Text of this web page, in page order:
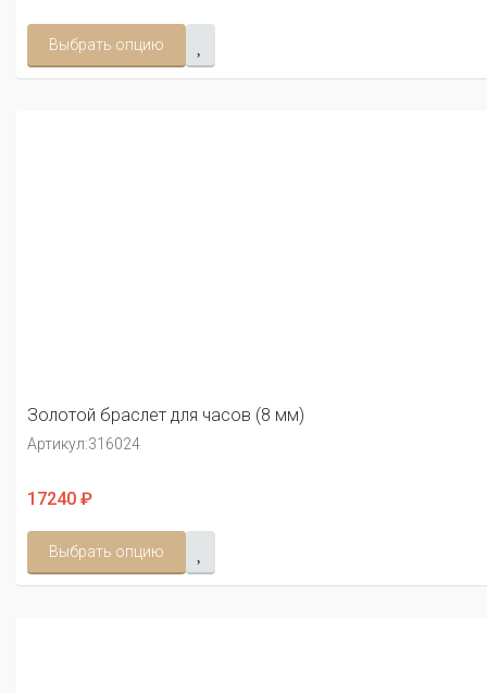
Выбрать опцию
Золотой браслет для часов (8 мм)
Артикул:316024
17240 ₽
Выбрать опцию